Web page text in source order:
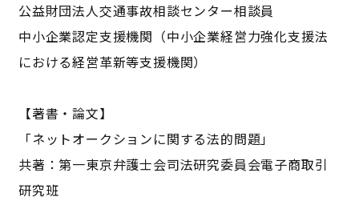
公益財団法人交通事故相談センター相談員
中小企業認定支援機関（中小企業経営力強化支援法
における経営革新等支援機関）
【著書・論文】
「ネットオークションに関する法的問題」
共著：第一東京弁護士会司法研究委員会電子商取引
研究班